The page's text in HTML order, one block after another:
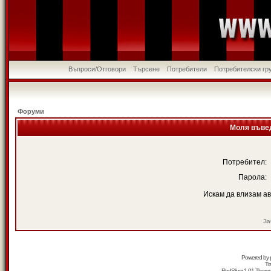
Въпроси/Отговори Търсене Потребители Потребителски
Форуми
Моля
Потребител:
Парола:
Искам да влизам
Powered by